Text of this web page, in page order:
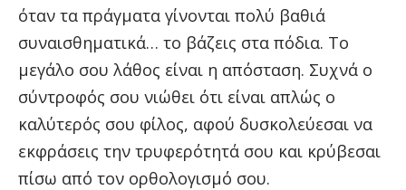
όταν τα πράγματα γίνονται πολύ βαθιά
συναισθηματικά… το βάζεις στα πόδια. Το
μεγάλο σου λάθος είναι η απόσταση. Συχνά ο
σύντροφός σου νιώθει ότι είναι απλώς ο
καλύτερός σου φίλος, αφού δυσκολεύεσαι να
εκφράσεις την τρυφερότητά σου και κρύβεσαι
πίσω από τον ορθολογισμό σου.